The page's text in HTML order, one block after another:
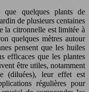
quelques plants de
de plusieurs centaines
la citronnelle est limitée à
quelques mètres autour
pensent que les huiles
efficaces que les plantes
être utiles, notamment
(diluées), leur effet est
régulières pour